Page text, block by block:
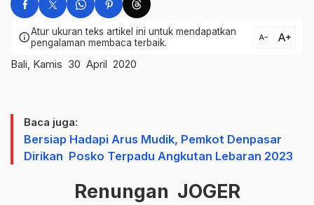
infoAtur ukuran teks artikel ini untuk mendapatkan
pengalaman membaca terbaik.
text_decrease text_increase
Bali, Kamis 30 April 2020
Baca juga:
Bersiap Hadapi Arus Mudik, Pemkot Denpasar
Dirikan Posko Terpadu Angkutan Lebaran 2023
Renungan JOGER